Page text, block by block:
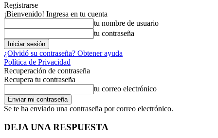
Registrarse
¡Bienvenido! Ingresa en tu cuenta
tu nombre de usuario
tu contraseña
¿Olvidó su contraseña? Obtener ayuda
Política de Privacidad
Recuperación de contraseña
Recupera tu contraseña
tu correo electrónico
Se te ha enviado una contraseña por correo electrónico.
DEJA UNA RESPUESTA